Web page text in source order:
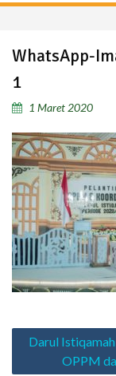
WhatsApp-
1
1 Maret 2020
Navigasi
Darul
OPPM